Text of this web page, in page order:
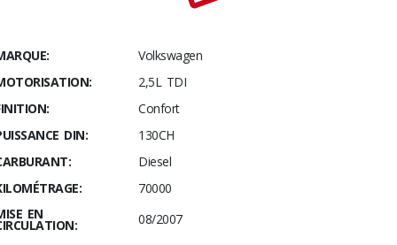
Volkswagen
2,5L TDI
Confort
DIN:
130CH
Diesel
70000
EN
08/2007